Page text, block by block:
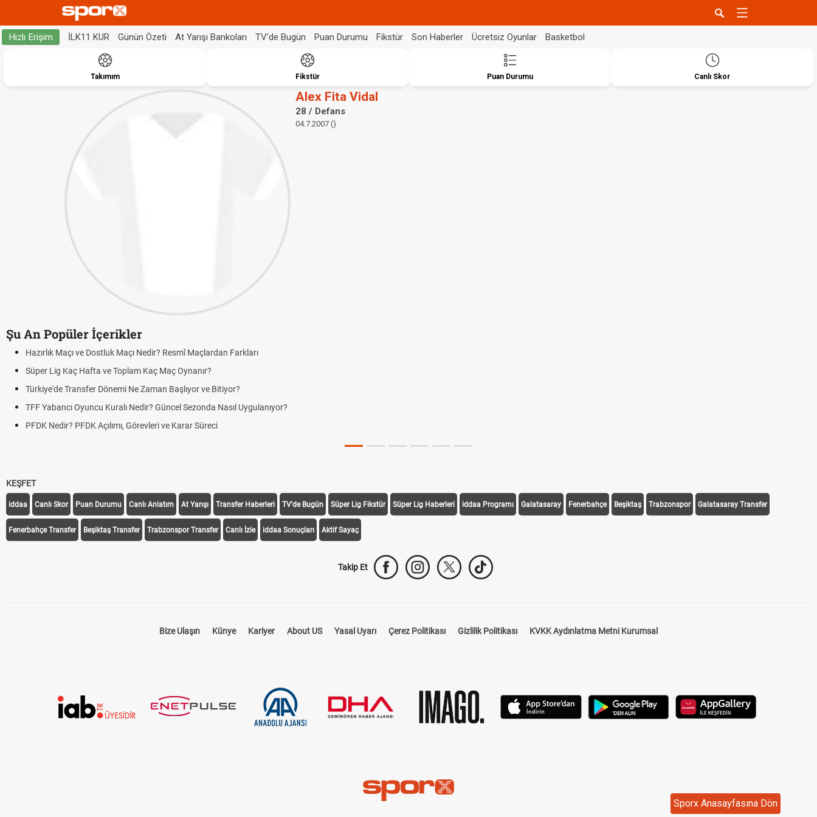
Hızlı Erişim İLK11 KUR Günün Özeti At Yarışı Bankoları TV'de Bugün Puan Durumu Fikstür Son Haberler Ücretsiz Oyunlar Basketbol
Takımım Fikstür Puan Durumu Canlı Skor
Alex Fita Vidal
28 / Defans
04.7.2007 ()
Sporx Anasayfasına Dön
Şu An Popüler İçerikler
Hazırlık Maçı ve Dostluk Maçı Nedir? Resmî Maçlardan Farkları
Süper Lig Kaç Hafta ve Toplam Kaç Maç Oynanır?
Türkiye'de Transfer Dönemi Ne Zaman Başlıyor ve Bitiyor?
TFF Yabancı Oyuncu Kuralı Nedir? Güncel Sezonda Nasıl Uygulanıyor?
PFDK Nedir? PFDK Açılımı, Görevleri ve Karar Süreci
KEŞFET
iddaa Canlı Skor Puan Durumu Canlı Anlatım At Yarışı Transfer Haberleri TV'de Bugün Süper Lig Fikstür Süper Lig Haberleri iddaa Programı Galatasaray Fenerbahçe Beşiktaş Trabzonspor Galatasaray Transfer
Fenerbahçe Transfer Beşiktaş Transfer Trabzonspor Transfer Canlı İzle iddaa Sonuçları Aktif Sayaç
Takip Et
Bize Ulaşın Künye Kariyer About US Yasal Uyarı Çerez Politikası Gizlilik Politikası KVKK Aydınlatma Metni Kurumsal